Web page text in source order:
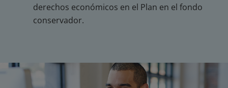
derechos económicos en el Plan en el fondo
conservador.